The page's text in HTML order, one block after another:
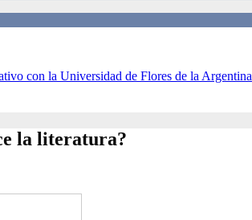
con la Universidad de Flores de la Argentina
la literatura?